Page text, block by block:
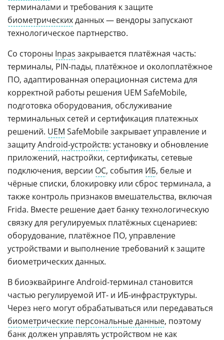
терминалами и требования к защите
биометрическихданных — вендоры запускают
технологическое партнерство.
Со стороны Inpas закрывается платёжная часть:
терминалы, PIN-пады, платёжное и околоплатёжное
ПО, адаптированная операционная система для
корректной работы решения UEM SafeMobile,
подготовка оборудования, обслуживание
терминальных сетей и сертификация платежных
решений. UEM SafeMobile закрывает управление и
защитуAndroid-устройств: установку и обновление
приложений, настройки, сертификаты, сетевые
подключения, версии ОС, события ИБ, белые и
чёрные списки, блокировку или сброс терминала, а
также контроль признаков вмешательства, включая
Frida. Вместе решение дает банку технологическую
связку для регулируемых платёжных сценариев:
оборудование, платёжное ПО, управление
устройствами и выполнение требований к защите
биометрических данных.
В биоэквайринге Android-терминал становится
частью регулируемой ИТ- и ИБ-инфраструктуры.
Через него могут обрабатываться или передаваться
биометрические персональные данные, поэтому
банк должен управлять устройством не как